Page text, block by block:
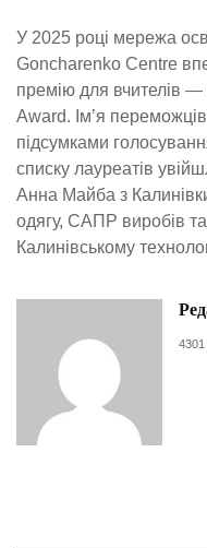
У 2025 році мережа
Goncharenko Centre
премію для вчителів
Award. Ім’я
підсумками
списку лауреатів
Анна Майба з
одягу, САПР виробів
Калинівському
4301